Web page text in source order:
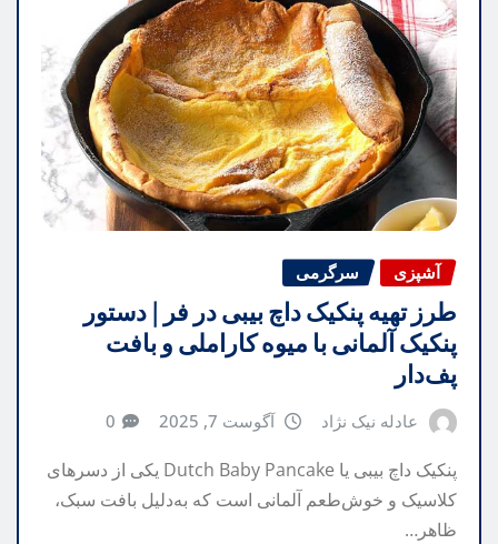
آشپزی سرگرمی
طرز تهیه پنکیک داچ بیبی در فر | دستور
پنکیک آلمانی با میوه کاراملی و بافت
پف‌دار
عادله نیک نژاد آگوست 7, 2025 0
پنکیک داچ بیبی یا Dutch Baby Pancake یکی از دسرهای
کلاسیک و خوش‌طعم آلمانی است که به‌دلیل بافت سبک،
ظاهر…